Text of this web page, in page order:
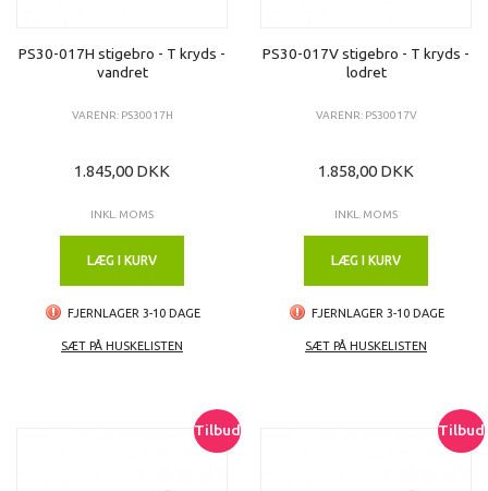
PS30-017H stigebro - T kryds -
vandret
VARENR: PS30017H
1.845,00 DKK
INKL. MOMS
LÆG I KURV
FJERNLAGER 3-10 DAGE
SÆT PÅ HUSKELISTEN
PS30-017V stigebro - T kryds -
lodret
VARENR: PS30017V
1.858,00 DKK
INKL. MOMS
LÆG I KURV
FJERNLAGER 3-10 DAGE
SÆT PÅ HUSKELISTEN
Tilbud Tilbud